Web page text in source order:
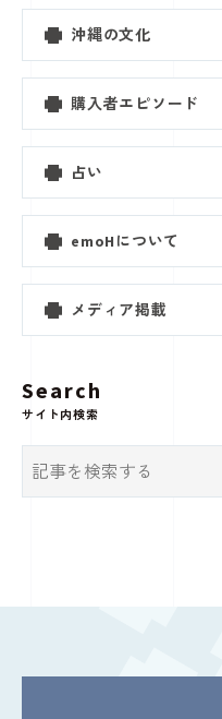
沖縄の文化
購入者エピソード
占い
emoHについて
メディア掲載
Search
サイト内検索